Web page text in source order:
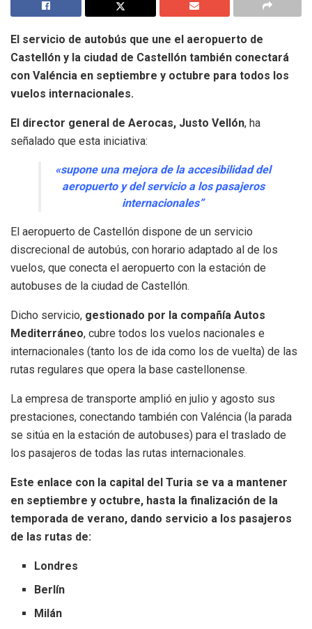
El servicio de autobús que une el aeropuerto de
Castellón y la ciudad de Castellón también conectará
con Valéncia en septiembre y octubre para todos los
vuelos internacionales.
El director general de Aerocas, Justo Vellón, ha
señalado que esta iniciativa:
«supone una mejora de la accesibilidad del
aeropuerto y del servicio a los pasajeros
internacionales”
El aeropuerto de Castellón dispone de un servicio
discrecional de autobús, con horario adaptado al de los
vuelos, que conecta el aeropuerto con la estación de
autobuses de la ciudad de Castellón.
Dicho servicio, gestionado por la compañía Autos
Mediterráneo, cubre todos los vuelos nacionales e
internacionales (tanto los de ida como los de vuelta) de las
rutas regulares que opera la base castellonense.
La empresa de transporte amplió en julio y agosto sus
prestaciones, conectando también con Valéncia (la parada
se sitúa en la estación de autobuses) para el traslado de
los pasajeros de todas las rutas internacionales.
Este enlace con la capital del Turia se va a mantener
en septiembre y octubre, hasta la finalización de la
temporada de verano, dando servicio a los pasajeros
de las rutas de:
Londres
Berlín
Milán